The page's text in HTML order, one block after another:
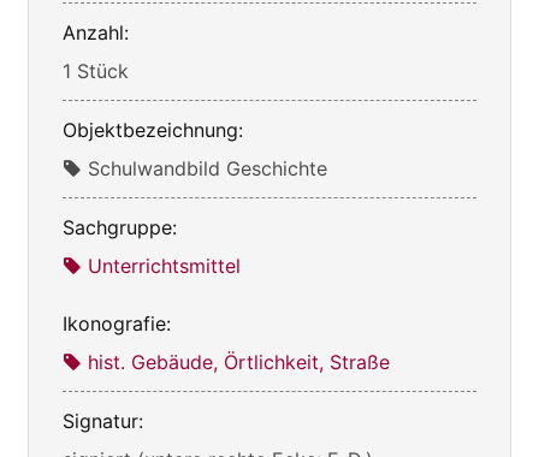
Anzahl:
1 Stück
Objektbezeichnung:
Schulwandbild Geschichte
Sachgruppe:
Unterrichtsmittel
Ikonografie:
hist. Gebäude, Örtlichkeit, Straße
Signatur: